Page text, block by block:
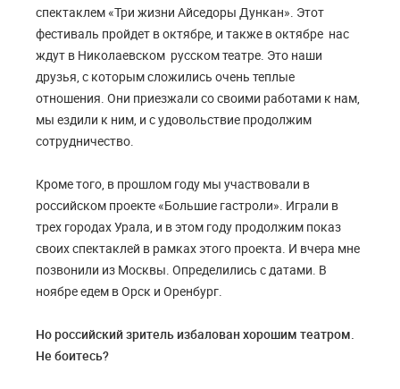
спектаклем «Три жизни Айседоры Дункан». Этот
фестиваль пройдет в октябре, и также в октябре нас
ждут в Николаевском русском театре. Это наши
друзья, с которым сложились очень теплые
отношения. Они приезжали со своими работами к нам,
мы ездили к ним, и с удовольствие продолжим
сотрудничество.
Кроме того, в прошлом году мы участвовали в
российском проекте «Большие гастроли». Играли в
трех городах Урала, и в этом году продолжим показ
своих спектаклей в рамках этого проекта. И вчера мне
позвонили из Москвы. Определились с датами. В
ноябре едем в Орск и Оренбург.
Но российский зритель избалован хорошим театром.
Не боитесь?